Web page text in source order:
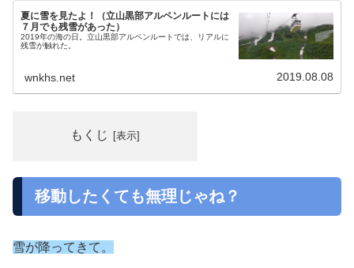
夏に雪を見たよ！（立山黒部アルペンルートには
７月でも残雪があった）
2019年の海の日。立山黒部アルペンルートでは、リアルに
残雪が触れた。
wnkhs.net 2019.08.08
もくじ
移動したくても無理じゃね？
雪が降ってきて。